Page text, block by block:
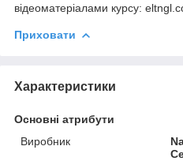
відеоматеріалами курсу:
Приховати
Характеристики
Основні атрибути
Виробник